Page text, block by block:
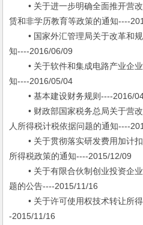
• 关于进一步明确全面推开营改
赁和非学历教育等政策的通知----
• 国家外汇管理局关于改革和规
知----2016/06/09
• 关于软件和集成电路产业企业
知----2016/05/04
• 基本建设财务规则----2016/
• 财政部国家税务总局关于营改
人所得税计税依据问题的通知----
• 关于贯彻落实研发费用加计扣
所得税政策的通知----2015/12/09
• 关于有限合伙制创业投资企业
题的公告----2015/11/16
• 关于许可使用权技术转让所得
-2015/11/16